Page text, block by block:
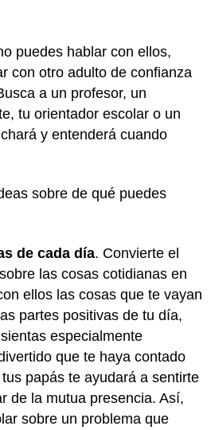
puedes hablar con ellos,
con otro adulto de confianza
a un profesor, un
tu orientador escolar o un
y entenderá cuando
sobre de qué puedes
de cada día. Convierte el
las cosas cotidianas en
ellos las cosas que te vayan
partes positivas de tu día,
especialmente
que te haya contado
papás te ayudará a sentirte
de la mutua presencia. Así,
sobre un problema que